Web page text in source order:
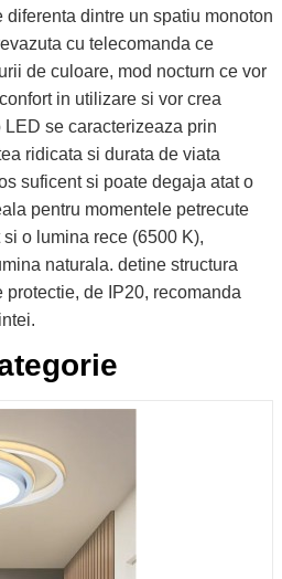
dintre un spatiu monoton
cu telecomanda ce
de culoare, mod nocturn ce vor
in utilizare si vor crea
LED se caracterizeaza prin
ridicata si durata de viata
suficent si poate degaja atat o
pentru momentele petrecute
o lumina rece (6500 K),
naturala. detine structura
de IP20, recomanda